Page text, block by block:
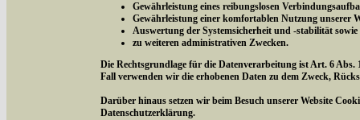
Gewährleistung eines reibungslosen
Gewährleistung einer komfortablen Nutzung unserer
Auswertung der Systemsicherheit und -stabilität sowie
zu weiteren administrativen Zwecken.
Die Rechtsgrundlage für die Datenverarbeitung ist Art. 6 Abs.
Fall verwenden wir die erhobenen Daten zu dem Zweck,
Darüber hinaus setzen wir beim Besuch unserer Website
Datenschutzerklärung.